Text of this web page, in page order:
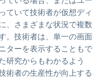
ていて技術者が仮想ディ
、さまざまな状況で複数
。技術者は、単一の画面
ターを表示することもで
研究からもわかるよう
術者の生産性が向上する